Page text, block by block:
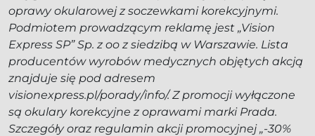
oprawy okularowej z soczewkami korekcyjnymi.
Podmiotem prowadzącym reklamę jest „Vision
Express SP” Sp. z oo z siedzibą w Warszawie. Lista
producentów wyrobów medycznych objętych akcją
znajduje się pod adresem
visionexpress.pl/porady/info/. Z promocji wyłączone
są okulary korekcyjne z oprawami marki Prada.
Szczegóły oraz regulamin akcji promocyjnej „-30%